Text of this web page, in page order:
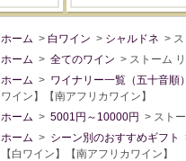
ホーム > 白ワイン > シャルドネ >
ホーム > 全てのワイン > ストーム
ホーム > ワイナリー一覧（五十音順）
ワイン】【南アフリカワイン】
ホーム > 5001円～10000円 > スト
ホーム > シーン別のおすすめギフト
【白ワイン】【南アフリカワイン】